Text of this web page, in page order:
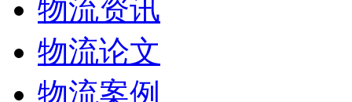
物流资讯
物流论文
物流案例